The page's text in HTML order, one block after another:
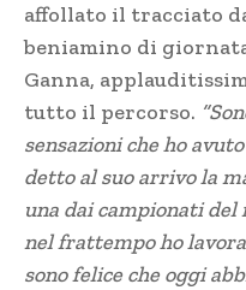
affollato il tracciato
beniamino di
Ganna,
tutto il percorso.
sensazioni che ho
detto al suo arrivo la
una dai campionati del
nel frattempo ho
sono felice che oggi